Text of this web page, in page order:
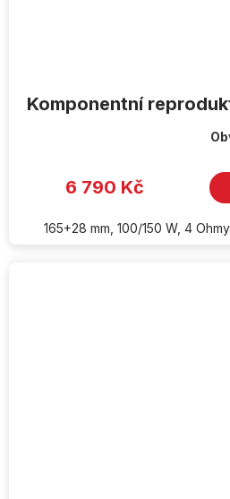
Komponentní
6 790 Kč
165+28 mm, 100/150 W, 4